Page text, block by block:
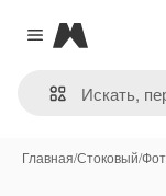
Close menu
Magnific
Главная/Стоковый/